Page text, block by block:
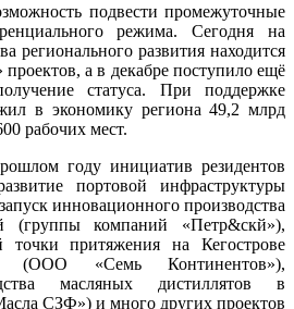
подвести промежуточные
режима. Сегодня на
регионального развития находится
проектов, а в декабре поступило ещё
статуса. При поддержке
в экономику региона 49,2 млрд
рабочих мест.
году инициатив резидентов
портовой инфраструктуры
инновационного производства
(группы компаний «Петр&скй»),
точки притяжения на Кегострове
(ООО «Семь Континентов»),
масляных дистиллятов в
СЗФ») и много других проектов